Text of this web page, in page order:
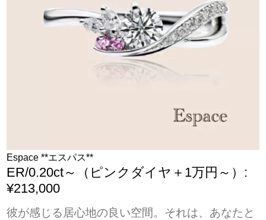
Espace **エスパス**
ER/0.20ct～（ピンクダイヤ＋1万円～）:
¥213,000
彼が感じる居心地の良い空間。それは、あなたと